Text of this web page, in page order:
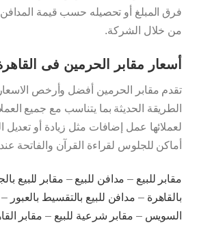
فرق المبلغ أو تحصيله حسب قيمة المدافن
من خلال الشركة.
أسعار مقابر الحرمين فى
تقدم مقابر الحرمين أفضل وأرخص
الطريقة الحديثة بما يتناسب مع جميع
لعملائها عمل إضافات مثل زيادة أو تعديل
أماكن للجلوس لقراءة القرآن والفاتحة عند
مقابر للبيع – مدافن للبيع – مقابر للبيع
بالقاهرة – مدافن للبيع بالتقسيط بالعبور –
السويس – مقابر شرعية للبيع – مقابر